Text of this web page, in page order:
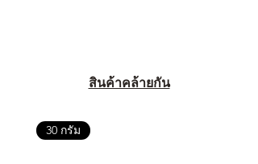
สินค้าคล้ายกัน
30 กรัม